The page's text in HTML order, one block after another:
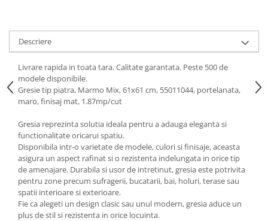
Descriere
Livrare rapida in toata tara. Calitate garantata. Peste 500 de
modele disponibile.
Gresie tip piatra, Marmo Mix, 61x61 cm, 55011044, portelanata,
maro, finisaj mat, 1.87mp/cut
Gresia reprezinta solutia ideala pentru a adauga eleganta si
functionalitate oricarui spatiu.
Disponibila intr-o varietate de modele, culori si finisaje, aceasta
asigura un aspect rafinat si o rezistenta indelungata in orice tip
de amenajare. Durabila si usor de intretinut, gresia este potrivita
pentru zone precum sufragerii, bucatarii, bai, holuri, terase sau
spatii interioare si exterioare.
Fie ca alegeti un design clasic sau unul modern, gresia aduce un
plus de stil si rezistenta in orice locuinta.